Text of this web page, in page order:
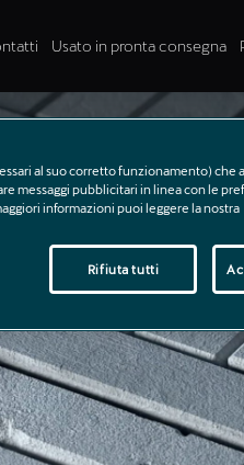
Usato in pronta consegna
al suo corretto funzionamento) che
messaggi pubblicitari in linea con le
informazioni puoi leggere la nostra
Rifiuta tutti